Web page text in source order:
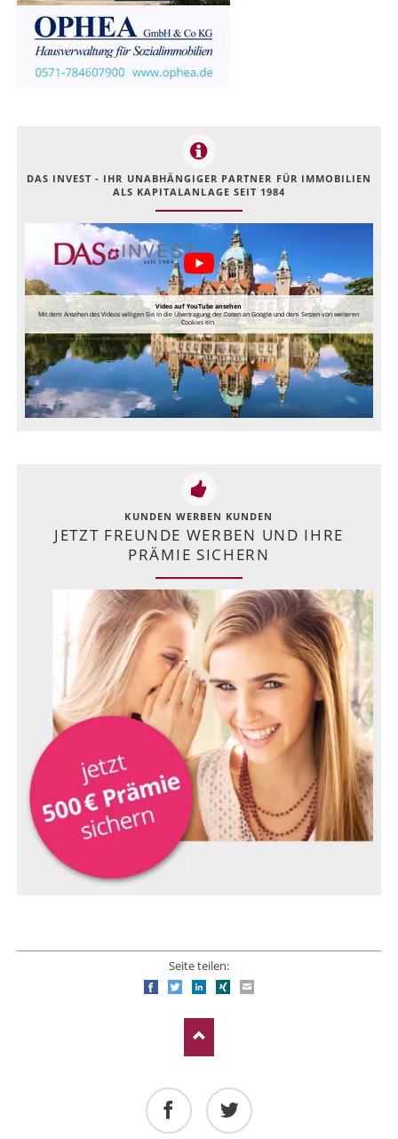
DAS INVEST - IHR UNABHÄNGIGER PARTNER FÜR IMMOBILIEN
ALS KAPITALANLAGE SEIT 1984
Video auf YouTube ansehen
Mit dem Ansehen des Videos willigen Sie in die Übertragung der Daten an Google und dem Setzen von weiteren
Cookies ein.
KUNDEN WERBEN KUNDEN
JETZT FREUNDE WERBEN UND IHRE
PRÄMIE SICHERN
Seite teilen:
FacebookTwitterLinkedIn
Xing